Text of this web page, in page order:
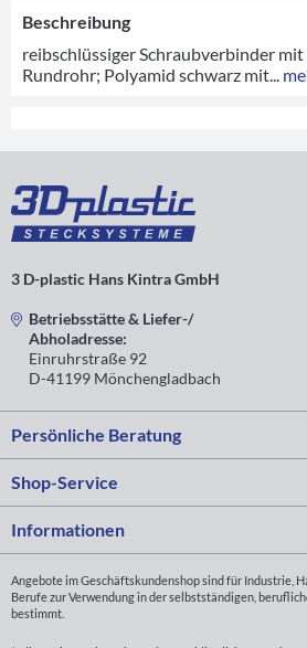
Beschreibung
reibschlüssiger Schraubverbinder
Rundrohr; Polyamid schwarz mit...
3 D-plastic Hans Kintra GmbH
Betriebsstätte & Liefer-/
Abholadresse:
Einruhrstraße 92
D-41199 Mönchengladbach
Persönliche Beratung
Shop-Service
Informationen
Angebote im Geschäftskundenshop sind für Industrie,
Berufe zur Verwendung in der selbstständigen,
bestimmt.